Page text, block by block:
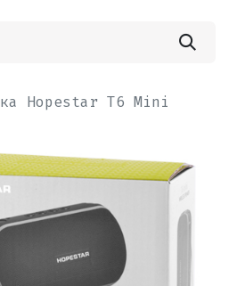
Hopestar T6 Mini